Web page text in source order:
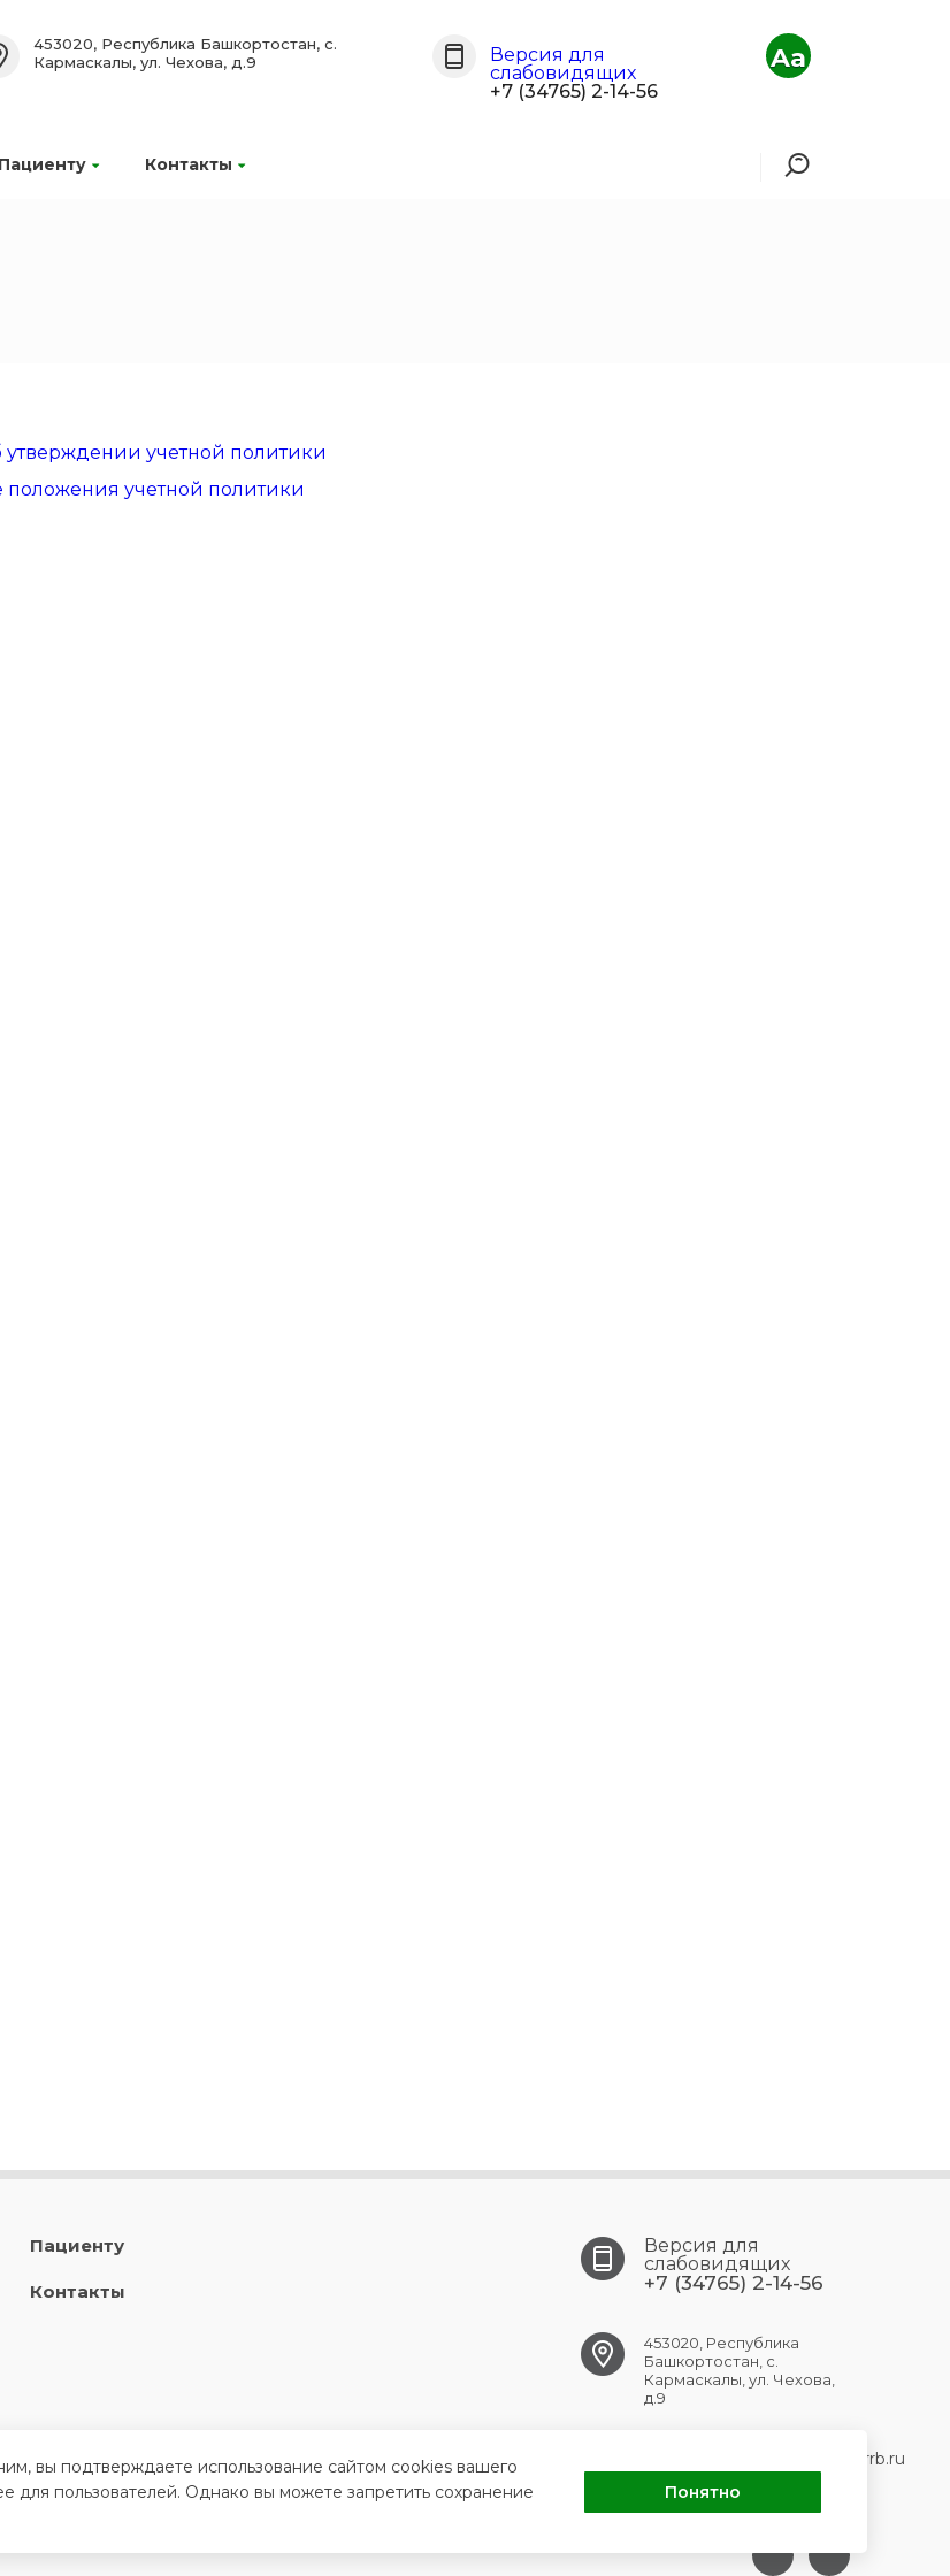
Пациенту Контакты
453020, Республика Башкортостан, с.
Кармаскалы, ул. Чехова, д.9
Версия для
слабовидящих
+7 (34765) 2-14-56
Aa
утверждении учетной политики
учетной политики
Пациенту
Контакты
Версия для
слабовидящих
+7 (34765) 2-14-56
453020, Республика
Башкортостан, с.
Кармаскалы, ул. Чехова,
д.9
KARMASKALY.CRB@doctorrb.ru
вы подтверждаете использование сайтом cookies вашего
для пользователей. Однако вы можете запретить сохранение
Понятно